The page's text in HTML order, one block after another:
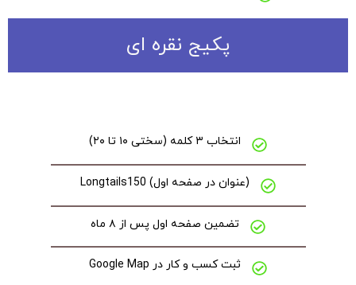
پکیج نقره ای
انتخاب ۳ کلمه (سختی ۱۰ تا ۲۰)
(عنوان در صفحه اول) Longtails150
تضمین صفحه اول پس از ۸ ماه
ثبت کسب و کار در Google Map